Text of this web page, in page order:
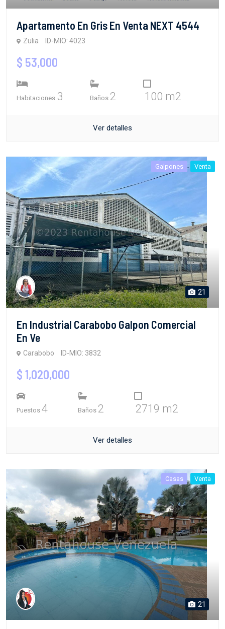
Apartamento En Gris En Venta NEXT 4544
Zulia ID-MIO: 4023
$ 53,000
Habitaciones 3 Baños 2 100 m2
Ver detalles
Galpones Venta
21
En Industrial Carabobo Galpon Comercial
En Ve
Carabobo ID-MIO: 3832
$ 1,020,000
Puestos 4 Baños 2 2719 m2
Ver detalles
Casas Venta
21